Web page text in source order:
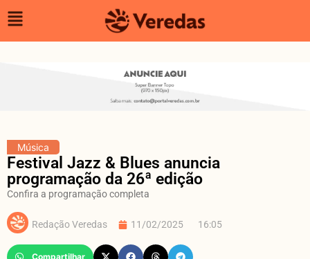
Música
Festival Jazz & Blues anuncia
programação da 26ª edição
Confira a programação completa
Redação Veredas 11/02/2025 16:05
Compartilhar